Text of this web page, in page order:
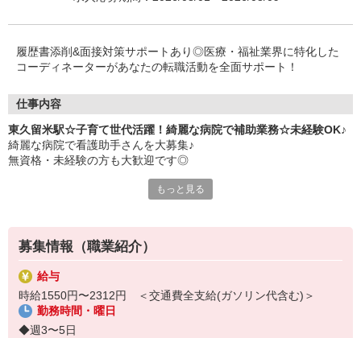
履歴書添削&面接対策サポートあり◎医療・福祉業界に特化した
コーディネーターがあなたの転職活動を全面サポート！
仕事内容
東久留米駅☆子育て世代活躍！綺麗な病院で補助業務☆未経験OK♪
綺麗な病院で看護助手さんを大募集♪
無資格・未経験の方も大歓迎です◎
・食事の配膳下膳
・必要に応じた介助 など
◆おすすめポイント
・最短2週間で内定GET！
・残業ほぼ無し（月平均10ｈ以下）
・シフト柔軟でお休みも取りやすい
もっと見る
募集情報（職業紹介）
給与
時給1550円〜2312円 ＜交通費全支給(ガソリン代含む)＞
勤務時間・曜日
◆週3〜5日